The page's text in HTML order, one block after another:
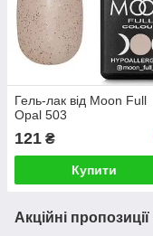
Гель-лак від Moon Full
Opal 503
121 ₴
Купити
Акційні